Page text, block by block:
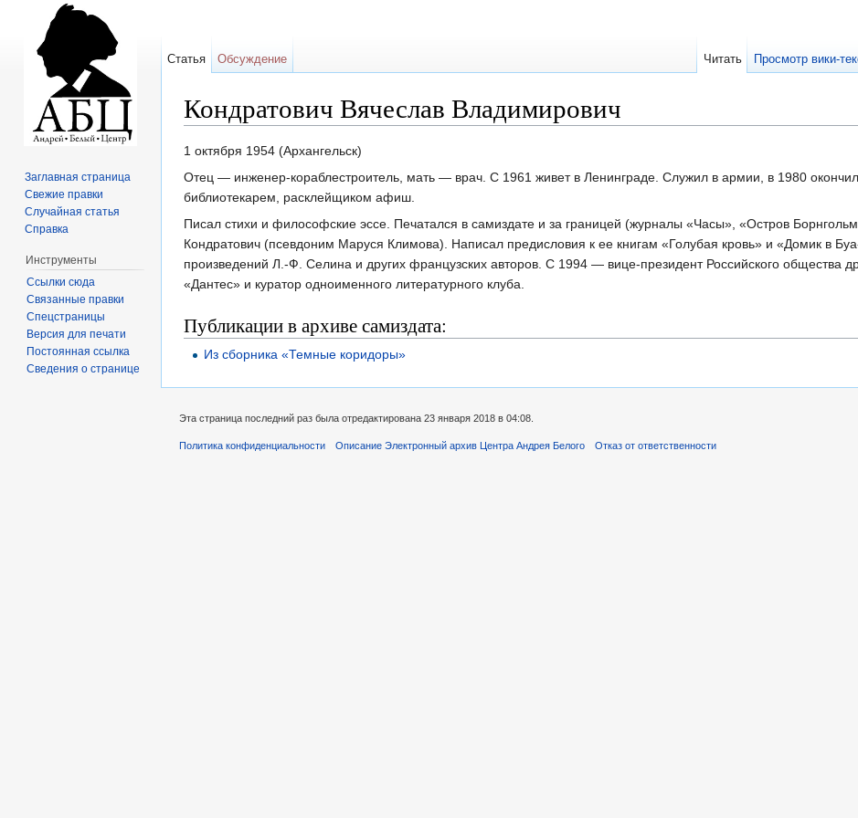
Кондратович Вячеслав Владимирович
1 октября 1954 (Архангельск)
Отец — инженер-кораблестроитель, мать — врач. С 1961 живет в Ленинграде. Слу­жил в армии, в 1980
библиотекарем, расклейщиком афиш.
Писал стихи и философские эссе. Печатался в самиздате и за границей (журналы «Часы», «Остров
Кондратович (псевдоним Маруся Климова). Написал предисловия к ее книгам «Голубая кровь» и «Домик в
произведений Л.-Ф. Се­лина и других французских авторов. С 1994 — вице-президент Российского
«Дантес» и куратор одно­именного литературного клуба.
Публикации в архиве самиздата:
Из сборника «Темные коридоры»
Статья Обсуждение Читать Просмотр вики-
Заглавная страница
Свежие правки
Случайная статья
Справка
Инструменты
Ссылки сюда
Связанные правки
Спецстраницы
Версия для печати
Постоянная ссылка
Сведения о странице
Эта страница последний раз была отредактирована 23 января 2018 в 04:08.
Политика конфиденциальности Описание Электронный архив Центра Андрея Белого Отказ от ответственности